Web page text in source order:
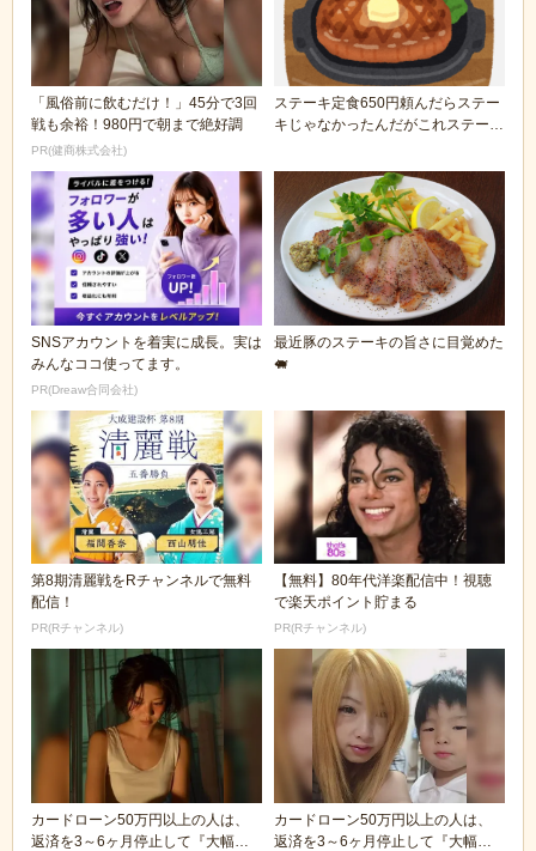
「風俗前に飲むだけ！」45分で3回
戦も余裕！980円で朝まで絶好調
PR(健商株式会社)
ステーキ定食650円頼んだらステー
キじゃなかったんだがこれステーキ
SNSアカウントを着実に成長。実は
みんなココ使ってます。
PR(Dreaw合同会社)
最近豚のステーキの旨さに目覚めた
🐖
第8期清麗戦をRチャンネルで無料
配信！
PR(Rチャンネル)
【無料】80年代洋楽配信中！視聴
で楽天ポイント貯まる
PR(Rチャンネル)
カードローン50万円以上の人は、
返済を3～6ヶ月停止して『大幅に
カードローン50万円以上の人は、
返済を3～6ヶ月停止して『大幅に